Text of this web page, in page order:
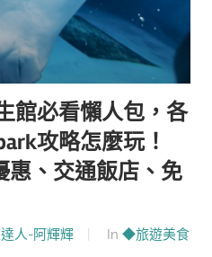
館必看懶人包，各
攻略怎麼玩！
惠、交通飯店、免
人-阿輝輝 In ◆旅遊美食